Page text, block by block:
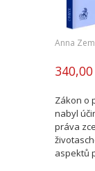
Anna
Zákon o
nabyl
práva
aspektů